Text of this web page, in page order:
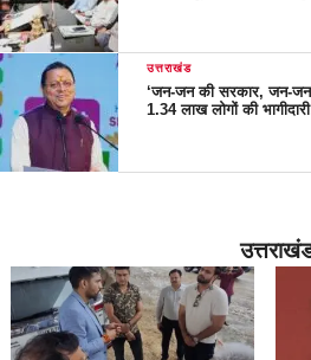
उत्तराखंड
‘जन-जन की सरकार, जन-जन
1.34 लाख लोगों की